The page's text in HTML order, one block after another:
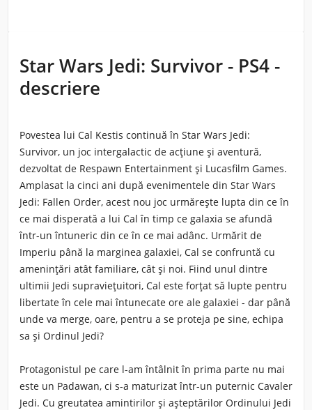
Star Wars Jedi: Survivor - PS4 -
descriere
Povestea lui Cal Kestis continuă în Star Wars Jedi:
Survivor, un joc intergalactic de acțiune și aventură,
dezvoltat de Respawn Entertainment și Lucasfilm Games.
Amplasat la cinci ani după evenimentele din Star Wars
Jedi: Fallen Order, acest nou joc urmărește lupta din ce în
ce mai disperată a lui Cal în timp ce galaxia se afundă
într-un întuneric din ce în ce mai adânc. Urmărit de
Imperiu până la marginea galaxiei, Cal se confruntă cu
amenințări atât familiare, cât și noi. Fiind unul dintre
ultimii Jedi supraviețuitori, Cal este forțat să lupte pentru
libertate în cele mai întunecate ore ale galaxiei - dar până
unde va merge, oare, pentru a se proteja pe sine, echipa
sa și Ordinul Jedi?
Protagonistul pe care l-am întâlnit în prima parte nu mai
este un Padawan, ci s-a maturizat într-un puternic Cavaler
Jedi. Cu greutatea amintirilor și așteptărilor Ordinului Jedi